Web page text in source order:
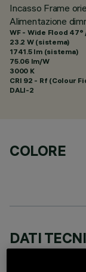
Incasso Frame
Alimentazione
WF - Wide Flood 47°
23.2 W (sistema)
1741.5 lm (sistema)
75.06 lm/W
3000 K
CRI 92 - Rf (Colour
DALI-2
COLORE
DATI